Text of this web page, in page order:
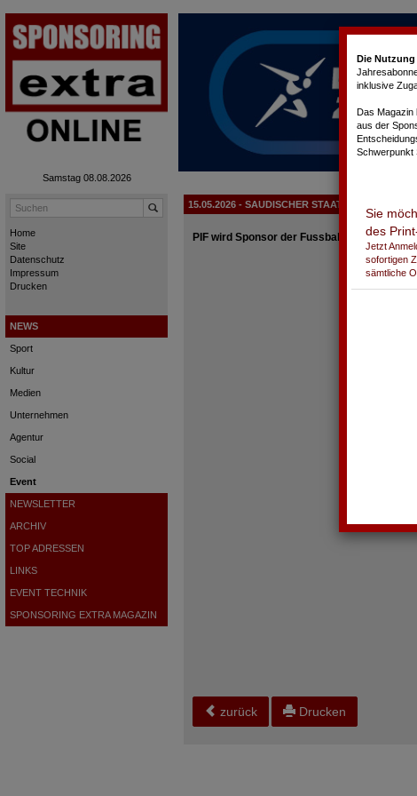
Die
inklusive
Das Magazin
aus der
Schwerpunkt
Sie
des
Jetzt
sofortigen
sämtliche
Samstag 08.08.2026
Home
Site
Datenschutz
Impressum
Drucken
NEWS
Sport
Kultur
Medien
Unternehmen
Agentur
Social
Event
NEWSLETTER
ARCHIV
TOP ADRESSEN
LINKS
EVENT TECHNIK
SPONSORING EXTRA MAGAZIN
15.05.2026 - SAUDISCHER STAATSFOND
PIF wird Sponsor der Fussball-WM
zurück Drucken